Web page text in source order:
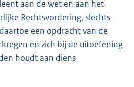
aan de wet en aan het
Rechtsvordering, slechts
een opdracht van de
en zich bij de uitoefening
houdt aan diens